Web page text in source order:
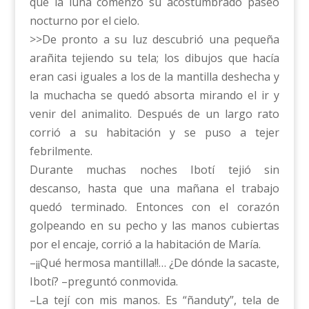
nocturno por el cielo.
>>De pronto a su luz descubrió una pequeña
arañita tejiendo su tela; los dibujos que hacía
eran casi iguales a los de la mantilla deshecha y
la muchacha se quedó absorta mirando el ir y
venir del animalito. Después de un largo rato
corrió a su habitación y se puso a tejer
febrilmente.
Durante muchas noches Ibotí tejió sin
descanso, hasta que una mañana el trabajo
quedó terminado. Entonces con el corazón
golpeando en su pecho y las manos cubiertas
por el encaje, corrió a la habitación de María.
–¡¡Qué hermosa mantilla!!… ¿De dónde la sacaste,
Ibotí? –preguntó conmovida.
–La tejí con mis manos. Es “ñanduty”, tela de